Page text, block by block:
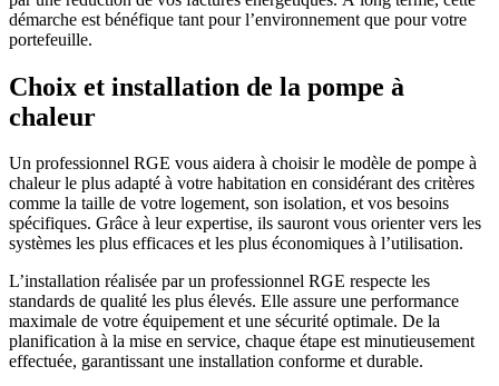
démarche est bénéfique tant pour l’environnement que pour votre
portefeuille.
Choix et installation de la pompe à
chaleur
Un professionnel RGE vous aidera à choisir le modèle de pompe à
chaleur le plus adapté à votre habitation en considérant des critères
comme la taille de votre logement, son isolation, et vos besoins
spécifiques. Grâce à leur expertise, ils sauront vous orienter vers les
systèmes les plus efficaces et les plus économiques à l’utilisation.
L’installation réalisée par un professionnel RGE respecte les
standards de qualité les plus élevés. Elle assure une performance
maximale de votre équipement et une sécurité optimale. De la
planification à la mise en service, chaque étape est minutieusement
effectuée, garantissant une installation conforme et durable.